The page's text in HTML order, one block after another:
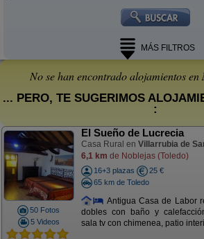
MÁS FILTROS
No se han encontrado alojamientos en
... PERO, TE SUGERIMOS
:
50 Fotos
5 Videos
El Sueño de Lucrecia
Casa Rural en Villarrubia de
6,1 km de Noblejas (Toledo)
16+3 plazas
25 €
65 km de Toledo
Antigua Casa de Labor
dobles con baño y
sala tv con chimenea, patio